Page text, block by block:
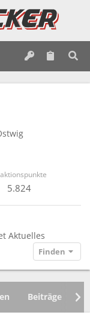
5.824
Aktuelles
Finden
Beiträge